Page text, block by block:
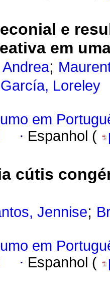
e
em
;
García, Loreley
em
· Espanhol (
cútis
Jennise;
em
· Espanhol (